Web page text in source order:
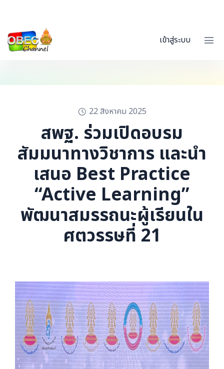
เข้าสู่ระบบ
22 สิงหาคม 2025
สพฐ. ร่วมเปิดอบรม
สัมมนาทางวิชาการ และนำ
เสนอ Best Practice
“Active Learning”
พัฒนาสมรรถนะผู้เรียนใน
ศตวรรษที่ 21